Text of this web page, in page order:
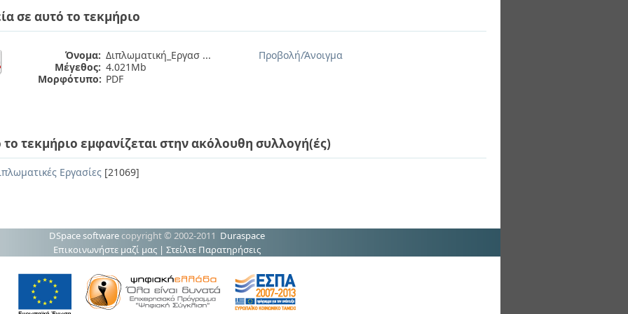
σε αυτό το τεκμήριο
Όνομα: Διπλωματική_Εργασ ...
Μέγεθος: 4.021Mb
Μορφότυπο: PDF
Προβολή/Άνοιγμα
το τεκμήριο εμφανίζεται στην ακόλουθη συλλογή(ές)
Εργασίες [21069]
DSpace software copyright © 2002-2011 Duraspace
Επικοινωνήστε μαζί μας | Στείλτε Παρατηρήσεις